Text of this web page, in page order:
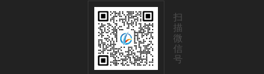
扫
描
微
信
号